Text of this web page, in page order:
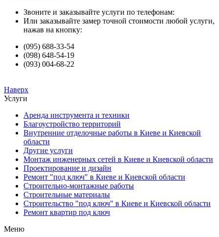
Звоните и заказывайте услуги по телефонам:
Или заказывайте замер точной стоимости любой услуги,
нажав на кнопку:
(095) 688-33-54
(098) 648-54-19
(093) 004-68-22
Наверх
Услуги
Аренда инструмента и техники
Благоустройство территорий
Внутренние отделочные работы в Киеве и Киевской
области
Другие услуги
Монтаж инженерных сетей в Киеве и Киевской области
Проектирование и дизайн
Ремонт "под ключ" в Киеве и Киевской области
Строительно-монтажные работы
Строительные материалы
Строительство "под ключ" в Киеве и Киевской области
Ремонт квартир под ключ
Меню